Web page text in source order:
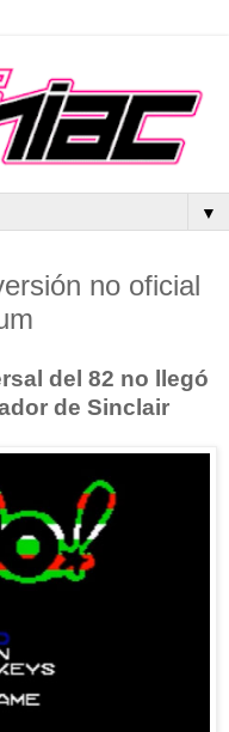
▼
no oficial
del 82 no llegó
de Sinclair